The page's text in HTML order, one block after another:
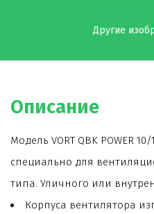
Другие
Описание
Модель VORT QBK POWER
специально для
типа. Уличного или
Корпуса вентилятора